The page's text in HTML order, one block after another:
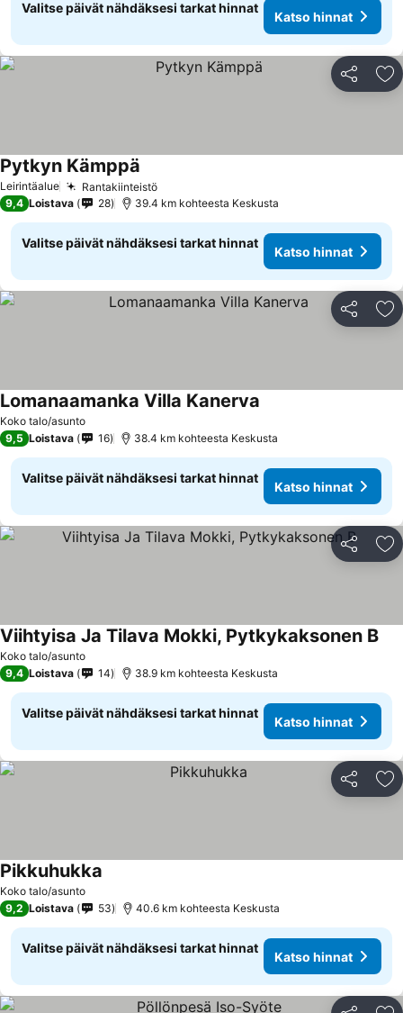
Valitse päivät nähdäksesi tarkat hinnat
Katso hinnat
Jaa
Leirintäalue RantakiinteistöKatso hinnat
Pytkyn Kämppä
9,4 Loistava 28 39.4 km kohteesta Keskusta
Valitse päivät nähdäksesi tarkat hinnat
Katso hinnat
Jaa
Koko talo/asunto
Lomanaamanka Villa Kanerva
9,5 Loistava 16 38.4 km kohteesta Keskusta
Valitse päivät nähdäksesi tarkat hinnat
Katso hinnat
Jaa
Koko talo/asunto
Viihtyisa Ja Tilava Mokki, Pytkykaksonen B
9,4 Loistava 14 38.9 km kohteesta Keskusta
Valitse päivät nähdäksesi tarkat hinnat
Katso hinnat
Jaa
Koko talo/asunto
Pikkuhukka
9,2 Loistava 53 40.6 km kohteesta Keskusta
Valitse päivät nähdäksesi tarkat hinnat
Katso hinnat